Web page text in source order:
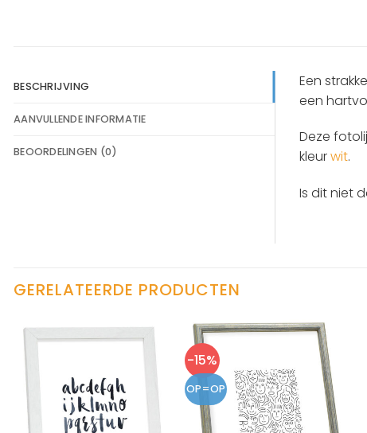
BESCHRIJVING
AANVULLENDE INFORMATIE
BEOORDELINGEN (0)
Een
een
Deze
kleurwit.
Is dit niet
GERELATEERDE PRODUCTEN
-15%
OP=OP